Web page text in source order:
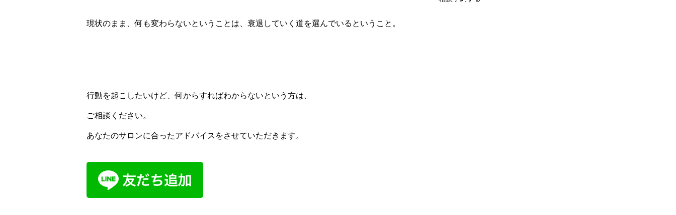
現状のまま、何も変わらないということは、衰退していく道を選んでいるということ。
行動を起こしたいけど、何からすればわからないという方は、
ご相談ください。
あなたのサロンに合ったアドバイスをさせていただきます。